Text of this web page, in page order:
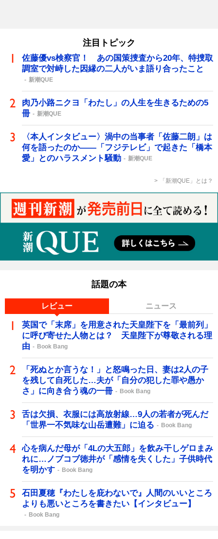
注目トピック
佐藤優vs検察官！ あの国策捜査から20年、特捜取
調室で対峙した因縁の二人がいま語り合ったこと
新潮QUE
肉乃小路ニクヨ「わたし」の人生を生きるための5
冊
新潮QUE
〈本人インタビュー〉渦中の当事者「佐藤二朗」は
何を語ったのか――「フジテレビ」で起きた「橋本
愛」とのハラスメント騒動
新潮QUE
「新潮QUE」とは？
話題の本
レビュー ニュース
英国で「末席」を用意された天皇陛下を「最前列」
に呼び寄せた人物とは？ 天皇陛下が尊敬される理
由
Book Bang
「死ぬとか言うな！」と怒鳴った日、妻は2人の子
を残して自死した…夫が「自分の犯した罪や愚か
さ」に向き合う魂の一冊
Book Bang
舌は欠損、衣服には高放射線…9人の若者が死んだ
「世界一不気味な山岳遭難」に迫る
Book Bang
心を病んだ母が「4Lの大五郎」を飲み干しゲロまみ
れに…ノブコブ徳井が「感情を失くした」子供時代
を明かす
Book Bang
石田夏穂『わたしを庇わないで』人間のいいところ
よりも悪いところを書きたい【インタビュー】
Book Bang